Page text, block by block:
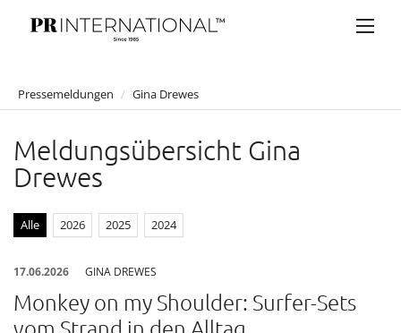
Anelia Peschev
Artner Gasthaus auf der Wieden
Atil Kutoglu
Bulgari
Claus Tyler
Pressemeldungen / Gina Drewes
Meldungsübersicht Gina
Drewes
Alle 2026 2025 2024
17.06.2026 GINA DREWES
Monkey on my Shoulder: Surfer-Sets
vom Strand in den Alltag